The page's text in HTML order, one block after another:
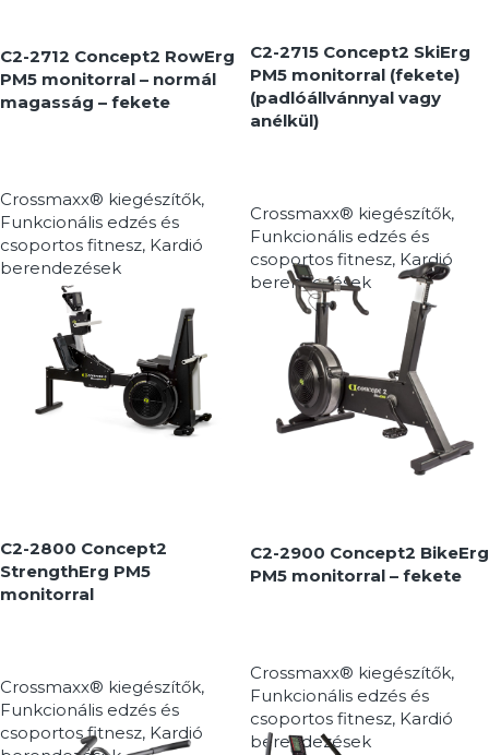
C2-2712 Concept2 RowErg
PM5 monitorral – normál
magasság – fekete
Crossmaxx® kiegészítők,
Funkcionális edzés és
csoportos fitnesz, Kardió
berendezések
MEGNÉZEM
C2-2715 Concept2 SkiErg
PM5 monitorral (fekete)
(padlóállvánnyal vagy
anélkül)
Crossmaxx® kiegészítők,
Funkcionális edzés és
csoportos fitnesz, Kardió
berendezések
MEGNÉZEM
C2-2800 Concept2
StrengthErg PM5
monitorral
Crossmaxx® kiegészítők,
Funkcionális edzés és
csoportos fitnesz, Kardió
C2-2900 Concept2 BikeErg
PM5 monitorral – fekete
Crossmaxx® kiegészítők,
Funkcionális edzés és
csoportos fitnesz, Kardió
berendezések